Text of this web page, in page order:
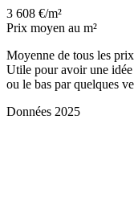
3 608 €/m²
Prix moyen au m²
Moyenne de tous les
Utile pour avoir une
ou le bas par quelques
Données 2025